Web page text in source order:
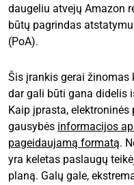
daugeliu atvejų Amazon
būtų pagrindas
(PoA).
Šis įrankis gerai žinomas
dar gali būti gana didelis
Kaip įprasta,
gausybės informacijos
pageidaujamą formatą.
yra keletas paslaugų
planą. Galų gale,